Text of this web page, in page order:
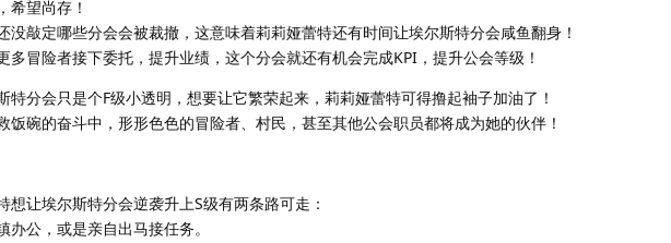
希望尚存！
没敲定哪些分会会被裁撤，这意味着莉莉娅蕾特还有时间让埃尔斯特分会咸鱼翻身！
多冒险者接下委托，提升业绩，这个分会就还有机会完成KPI，提升公会等级！
特分会只是个F级小透明，想要让它繁荣起来，莉莉娅蕾特可得撸起袖子加油了！
饭碗的奋斗中，形形色色的冒险者、村民，甚至其他公会职员都将成为她的伙伴！
想让埃尔斯特分会逆袭升上S级有两条路可走：
办公，或是亲自出马接任务。